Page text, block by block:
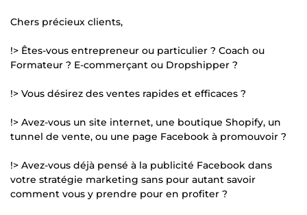
Chers précieux clients,
!> Êtes-vous entrepreneur ou particulier ? Coach ou
Formateur ? E-commerçant ou Dropshipper ?
!> Vous désirez des ventes rapides et efficaces ?
!> Avez-vous un site internet, une boutique Shopify, un
tunnel de vente, ou une page Facebook à promouvoir ?
!> Avez-vous déjà pensé à la publicité Facebook dans
votre stratégie marketing sans pour autant savoir
comment vous y prendre pour en profiter ?